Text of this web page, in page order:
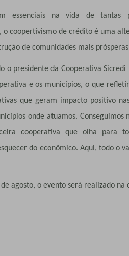
essenciais na vida de tantas
o coopertivismo de crédito é uma
de comunidades mais
da Cooperativa Sicredi
e os municípios, o que
que geram impacto positivo
onde atuamos.
cooperativa que olha para
do econômico. Aqui, todo o
o evento será realizado na